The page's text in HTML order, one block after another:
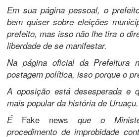
Em sua página pessoal, o
bem quiser sobre eleições
prefeito, mas isso não lhe tira o
liberdade de se manifestar.
Na página oficial da Prefeitura
postagem política, isso porque o
A oposição está desesperada e
mais popular da história de Uruaçu.
É Fake news que o
procedimento de improbidade